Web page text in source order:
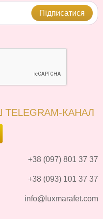
Підписатися
КАНАЛ
+38 (097) 801 37 37
+38 (093) 101 37 37
info@luxmarafet.com